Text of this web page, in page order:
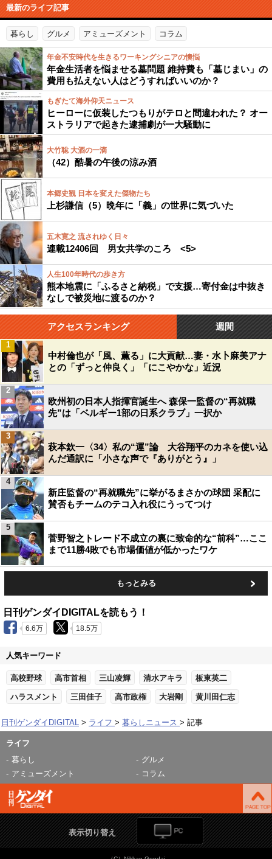
最新のライフ記事
暮らし グルメ アミューズメント コラム
年金不安時代を生きるワーキングシニアの懊悩
年金生活者を悩ませる墓問題 維持費も「墓じまい」の
費用も払えない人はどうすればいいのか？
もぎたて海外仰天ニュース
ヒーローに仮装したつもりがテロと間違われた？ オー
ストラリアで起きた逮捕劇が一大騒動に
大竹聡 大酒の一滴
（42）酷暑の午後の涼み酒
本郷史観 日本を変えた傑物たち
上杉謙信（5）晩年に「義」の世界に気づいた
五木寛之 流されゆく日々
連載12406回 男女共学のころ <5>
人生100年時代の歩き方
熊本地震に「ふるさと納税」で支援…寄付金は中抜き
なしで被災地に渡るのか？
アクセスランキング 週間
中村倫也が「風、薫る」に大貢献…妻・水卜麻美アナ
との「ずっと仲良く」「にこやかな」近況
1
欧州初の日本人指揮官誕生へ 森保一監督の“再就職
先”は「ベルギー1部の日系クラブ」一択か
2
萩本欽一〈34〉私の“運”論 大谷翔平のカネを使い込
んだ通訳に「小さな声で『ありがとう』」
3
新庄監督の“再就職先”に挙がるまさかの球団 采配に
賛否もチームのテコ入れ役にうってつけ
4
菅野智之トレード不成立の裏に致命的な“前科”…ここ
まで11勝4敗でも市場価値が低かったワケ
5
もっとみる
日刊ゲンダイDIGITALを読もう！
6.6万 18.5万
人気キーワード
高校野球 高市首相 三山凌輝 清水アキラ 板東英二
ハラスメント 三田佳子 高市政権 大岩剛 黄川田仁志
日刊ゲンダイDIGITAL ライフ 暮らしニュース 記事
ライフ
暮らし
グルメ
アミューズメント
コラム
表示切り替え